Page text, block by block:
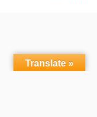
Translate »